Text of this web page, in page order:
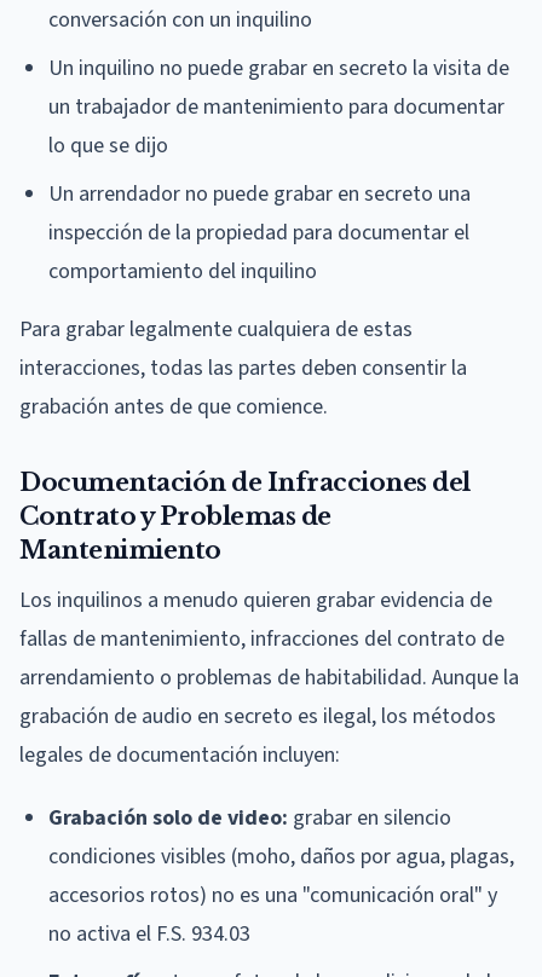
conversación con un inquilino
Un inquilino no puede grabar en secreto la visita de
un trabajador de mantenimiento para documentar
lo que se dijo
Un arrendador no puede grabar en secreto una
inspección de la propiedad para documentar el
comportamiento del inquilino
Para grabar legalmente cualquiera de estas
interacciones, todas las partes deben consentir la
grabación antes de que comience.
Documentación de Infracciones del
Contrato y Problemas de
Mantenimiento
Los inquilinos a menudo quieren grabar evidencia de
fallas de mantenimiento, infracciones del contrato de
arrendamiento o problemas de habitabilidad. Aunque la
grabación de audio en secreto es ilegal, los métodos
legales de documentación incluyen:
Grabación solo de video: grabar en silencio
condiciones visibles (moho, daños por agua, plagas,
accesorios rotos) no es una "comunicación oral" y
no activa el F.S. 934.03